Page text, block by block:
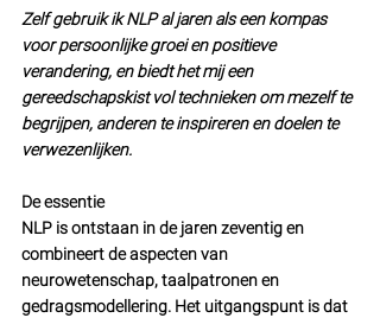
Zelf gebruik ik NLP al jaren als een kompas
voor persoonlijke groei en positieve
verandering, en biedt het mij een
gereedschapskist vol technieken om mezelf te
begrijpen, anderen te inspireren en doelen te
verwezenlijken.
De essentie
NLP is ontstaan in de jaren zeventig en
combineert de aspecten van
neurowetenschap, taalpatronen en
gedragsmodellering. Het uitgangspunt is dat